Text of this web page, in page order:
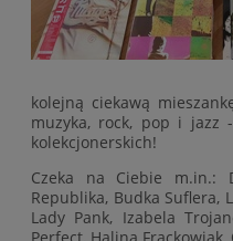
kolejną ciekawą
muzyka, rock, pop i jazz
kolekcjonerskich!
Czeka na Ciebie m.in.:
Republika, Budka Suflera,
Lady Pank, Izabela